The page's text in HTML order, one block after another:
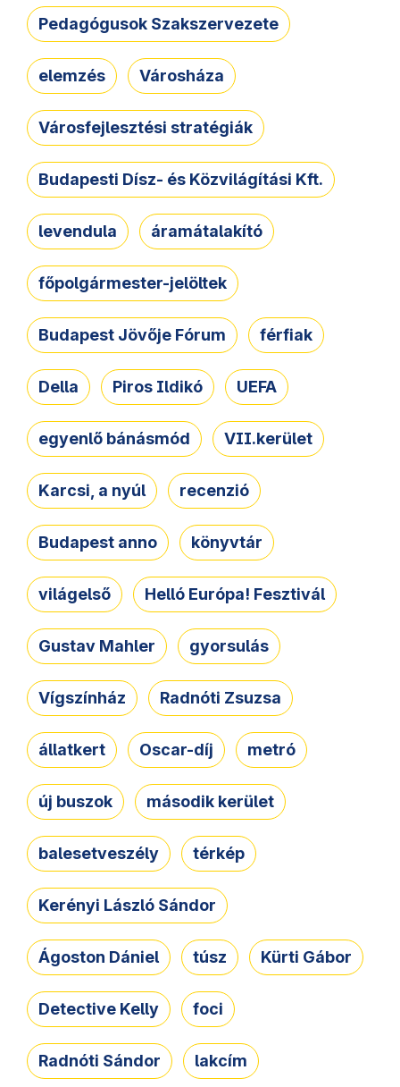
Pedagógusok Szakszervezete
elemzés Városháza
Városfejlesztési stratégiák
Budapesti Dísz- és Közvilágítási Kft.
levendula áramátalakító
főpolgármester-jelöltek
Budapest Jövője Fórum férfiak
Della Piros Ildikó UEFA
egyenlő bánásmód VII.kerület
Karcsi, a nyúl recenzió
Budapest anno könyvtár
világelső Helló Európa! Fesztivál
Gustav Mahler gyorsulás
Vígszínház Radnóti Zsuzsa
állatkert Oscar-díj metró
új buszok második kerület
balesetveszély térkép
Kerényi László Sándor
Ágoston Dániel túsz Kürti Gábor
Detective Kelly foci
Radnóti Sándor lakcím